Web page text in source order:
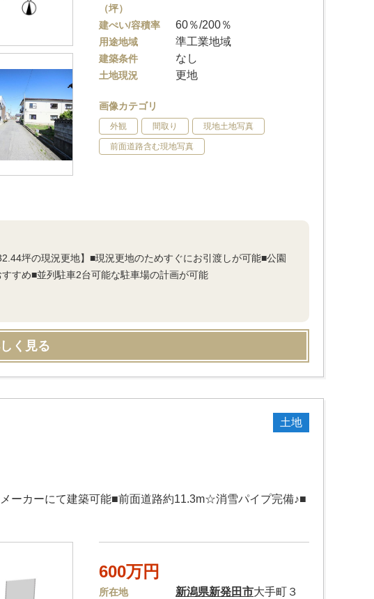
（坪）
建ぺい/容積率 60％/200％
用途地域 準工業地域
建築条件 なし
土地現況 更地
画像カテゴリ
外観 間取り 現地土地写真
前面道路含む現地写真
坪の現況更地】■現況更地のためすぐにお引渡しが可能■公園
すめ■並列駐車2台可能な駐車場の計画が可能
く見る
土地
ーカーにて建築可能■前面道路約11.3m☆消雪パイプ完備♪■
600万円
所在地 新潟県新発田市大手町３